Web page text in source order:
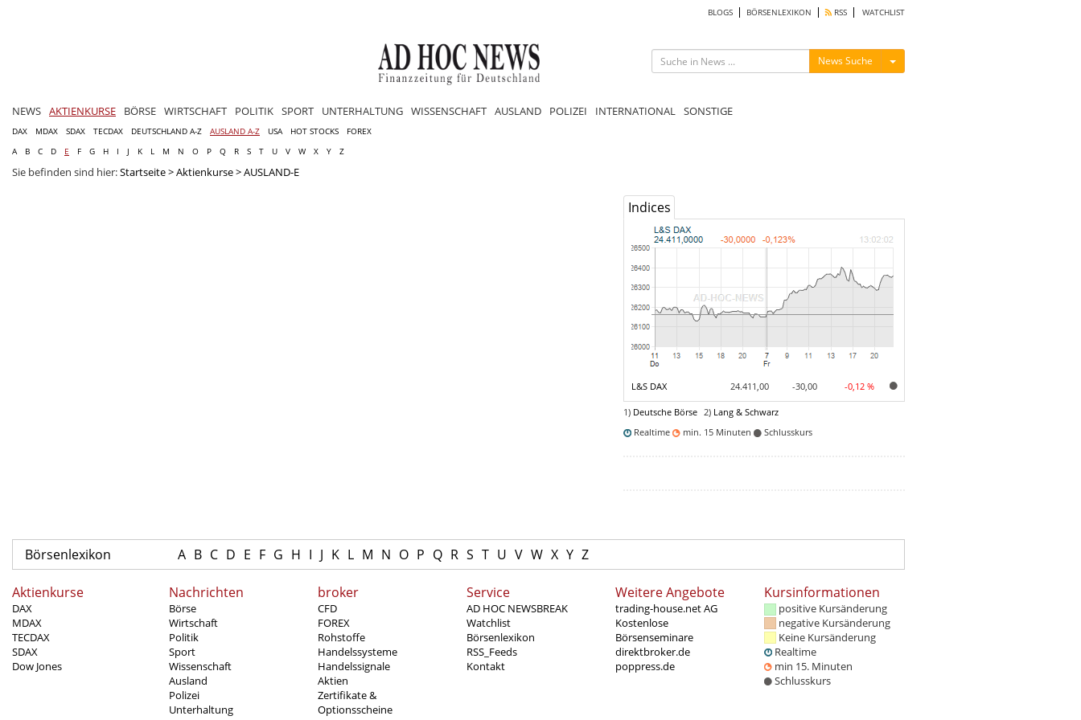
BLOGS BÖRSENLEXIKON RSS WATCHLIST
News Suche Menü ein-/ausblenden
NEWS AKTIENKURSE BÖRSE WIRTSCHAFT POLITIK SPORT UNTERHALTUNG WISSENSCHAFT AUSLAND POLIZEI INTERNATIONAL SONSTIGE
DAX MDAX SDAX TECDAX DEUTSCHLAND A-Z AUSLAND A-Z USA HOT STOCKS
FOREX
A
B C D E F G H I J K L M N O P Q R S T U V W X Y Z
Sie befinden sind hier:Startseite>Aktienkurse>AUSLAND-E
Indices
L&S DAX 24.411,00 -30,00 -0,12 %
1) Deutsche Börse 2) Lang & Schwarz
Realtime
min. 15 Minuten Schlusskurs
Börsenlexikon A B C D E F G H I J K L M N O P Q R S T U V W X Y Z
Aktienkurse
DAX
MDAX
TECDAX
SDAX
Dow Jones
Nachrichten
Börse
Wirtschaft
Politik
Sport
Wissenschaft
Ausland
Polizei
Unterhaltung
broker
CFD
FOREX
Rohstoffe
Handelssysteme
Handelssignale
Aktien
Zertifikate &
Optionsscheine
Service
AD HOC NEWSBREAK
Watchlist
Börsenlexikon
RSS_Feeds
Kontakt
Weitere Angebote
trading-house.net AG
Kostenlose
Börsenseminare
direktbroker.de
poppress.de
Kursinformationen
positive Kursänderung
negative Kursänderung
Keine Kursänderung
Realtime
min 15. Minuten
Schlusskurs